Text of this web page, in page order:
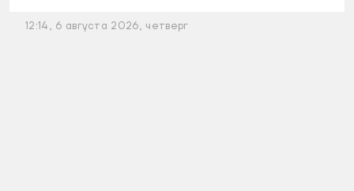
12:14, 6 августа 2026, четверг